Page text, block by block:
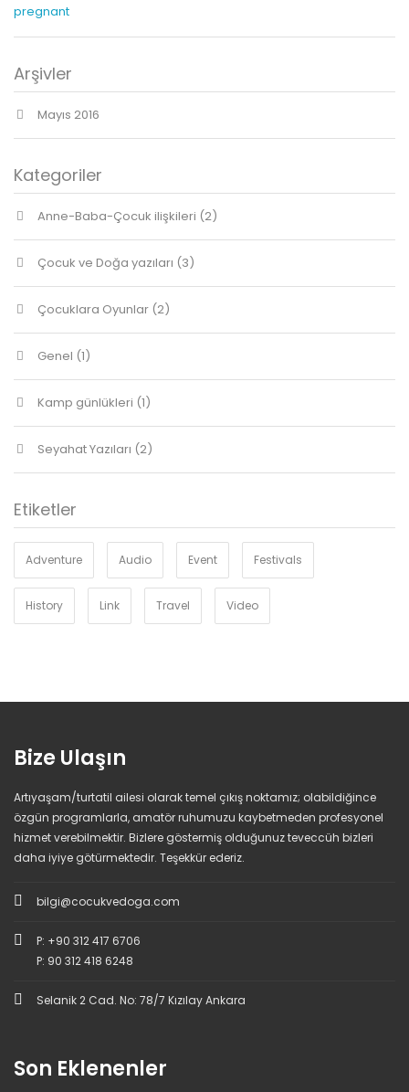
Arşivler
Mayıs 2016
Kategoriler
Anne-Baba-Çocuk ilişkileri (2)
Çocuk ve Doğa yazıları (3)
Çocuklara Oyunlar (2)
Genel (1)
Kamp günlükleri (1)
Seyahat Yazıları (2)
Etiketler
Adventure Audio Event Festivals
History Link Travel Video
Bize Ulaşın
Artıyaşam/turtatil ailesi olarak temel çıkış noktamız; olabildiğince
özgün programlarla, amatör ruhumuzu kaybetmeden profesyonel
hizmet verebilmektir. Bizlere göstermiş olduğunuz teveccüh bizleri
daha iyiye götürmektedir. Teşekkür ederiz.
bilgi@cocukvedoga.com
P: +90 312 417 6706
P: 90 312 418 6248
Selanik 2 Cad. No: 78/7 Kızılay Ankara
Son Eklenenler